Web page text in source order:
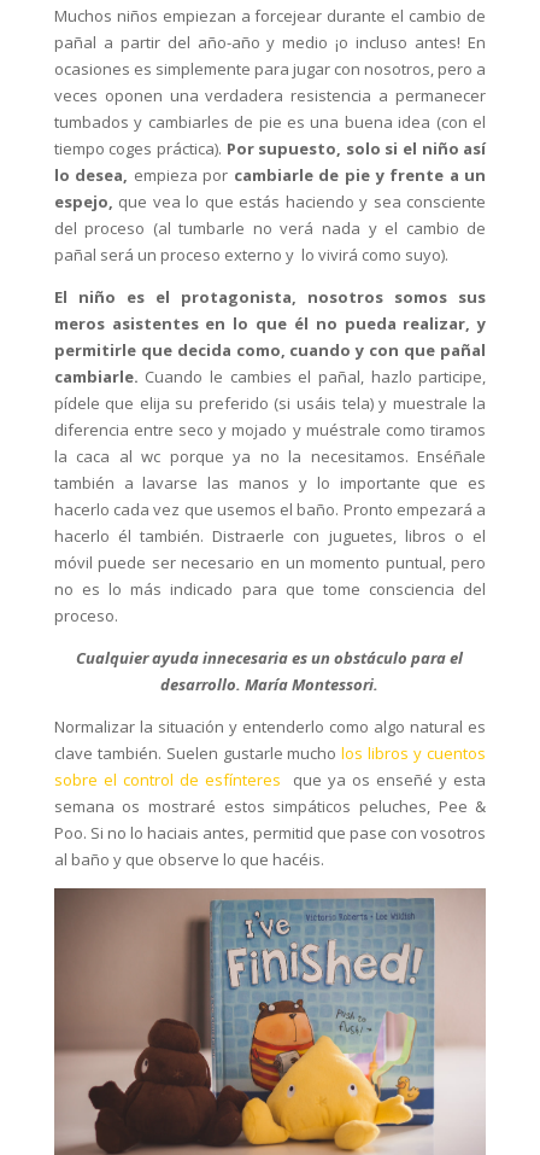
Muchos niños empiezan a forcejear durante el cambio de
pañal a partir del año-año y medio ¡o incluso antes! En
ocasiones es simplemente para jugar con nosotros, pero a
veces oponen una verdadera resistencia a permanecer
tumbados y cambiarles de pie es una buena idea (con el
tiempo coges práctica). Por supuesto, solo si el niño así
lo desea, empieza por cambiarle de pie y frente a un
espejo, que vea lo que estás haciendo y sea consciente
del proceso (al tumbarle no verá nada y el cambio de
pañal será un proceso externo y lo vivirá como suyo).
El niño es el protagonista, nosotros somos sus
meros asistentes en lo que él no pueda realizar, y
permitirle que decida como, cuando y con que pañal
cambiarle. Cuando le cambies el pañal, hazlo participe,
pídele que elija su preferido (si usáis tela) y muestrale la
diferencia entre seco y mojado y muéstrale como tiramos
la caca al wc porque ya no la necesitamos. Enséñale
también a lavarse las manos y lo importante que es
hacerlo cada vez que usemos el baño. Pronto empezará a
hacerlo él también. Distraerle con juguetes, libros o el
móvil puede ser necesario en un momento puntual, pero
no es lo más indicado para que tome consciencia del
proceso.
Cualquier ayuda innecesaria es un obstáculo para el
desarrollo. María Montessori.
Normalizar la situación y entenderlo como algo natural es
clave también. Suelen gustarle mucholos libros y cuentos
sobre el control de esfínteres que ya os enseñé y esta
semana os mostraré estos simpáticos peluches, Pee &
Poo. Si no lo haciais antes, permitid que pase con vosotros
al baño y que observe lo que hacéis.